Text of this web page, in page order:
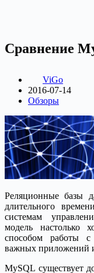
Сравнение
ViGo
2016-07-14
Обзоры
Реляционные базы
длительного
системам
модель настолько
способом работы
важных приложений
MySQL существует